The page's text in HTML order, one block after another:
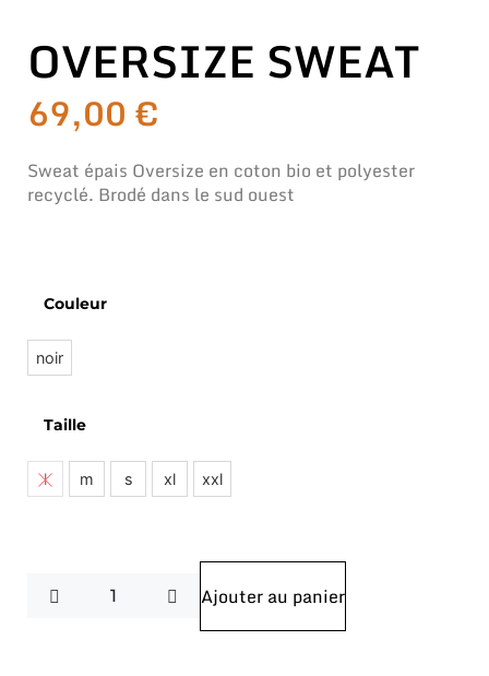
OVERSIZE SWEAT
69,00 €
Sweat épais Oversize en coton bio et polyester
recyclé. Brodé dans le sud ouest
Couleur
noir
Taille
l m s xl xxl
Ajouter au panier